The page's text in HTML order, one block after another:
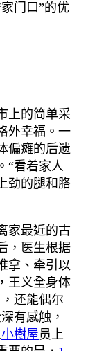
门口”的优
上的简单采
外幸福。一
偏瘫的后遗
“看着家人
劲的腿和胳
家最近的古
，医生根据
拿、牵引以
王义全身体
还能偶尔
有感触，
小樹屋员上